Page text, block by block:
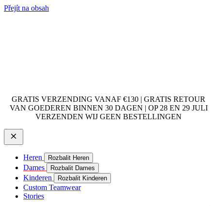
Přejít na obsah
GRATIS VERZENDING VANAF €130 | GRATIS RETOUR
VAN GOEDEREN BINNEN 30 DAGEN | OP 28 EN 29 JULI
VERZENDEN WIJ GEEN BESTELLINGEN
Heren Rozbalit Heren
Dames Rozbalit Dames
Kinderen Rozbalit Kinderen
Custom Teamwear
Stories